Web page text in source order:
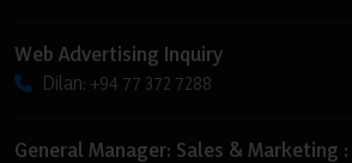
Web Advertising Inquiry
Dilan: +94 77 372 7288
General Manager: Sales & Marketing :